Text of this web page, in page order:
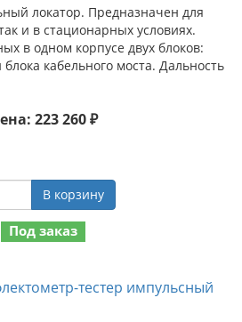
локатор. Предназначен для
и в стационарных условиях.
в одном корпусе двух блоков:
кабельного моста. Дальность
223 260 ₽
В корзину
Под заказ
тестер импульсный